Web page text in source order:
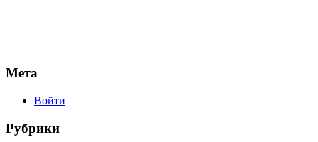
Мета
Войти
Рубрики